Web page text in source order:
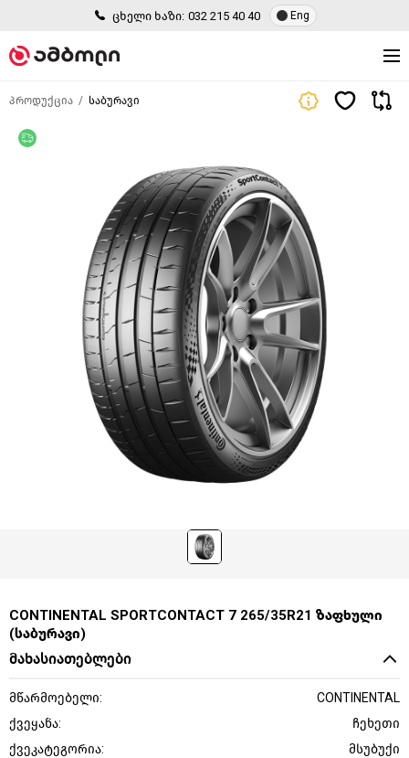
ცხელი ხაზი: 032 215 40 40 Eng
პროდუქცია საბურავი
CONTINENTAL SPORTCONTACT 7 265/35R21 ზაფხული
(საბურავი)
მახასიათებლები
მწარმოებელი:
CONTINENTAL
ქვეყანა:
ჩეხეთი
ქვეკატეგორია:
მსუბუქი